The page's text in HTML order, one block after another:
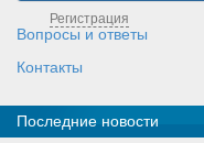
Регистрация
Вопросы и ответы
Контакты
Последние новости